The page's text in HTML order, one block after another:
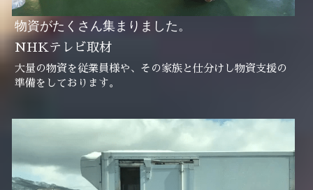
物資がたくさん集まりました。
NHKテレビ取材
大量の物資を従業員様や、その家族と仕分けし物資支援の
準備をしております。